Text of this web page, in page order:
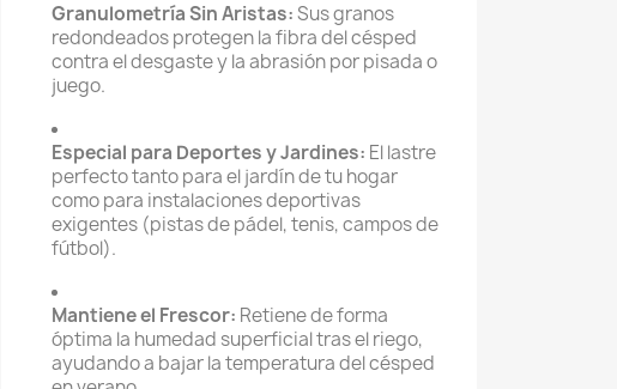
Granulometría Sin Aristas:Sus granos
redondeados protegen la fibra del césped
contra el desgaste y la abrasión por pisada o
juego.
Especial para Deportes y Jardines: El lastre
perfecto tanto para el jardín de tu hogar
como para instalaciones deportivas
exigentes (pistas de pádel, tenis, campos de
fútbol).
Mantiene el Frescor: Retiene de forma
óptima la humedad superficial tras el riego,
ayudando a bajar la temperatura del césped